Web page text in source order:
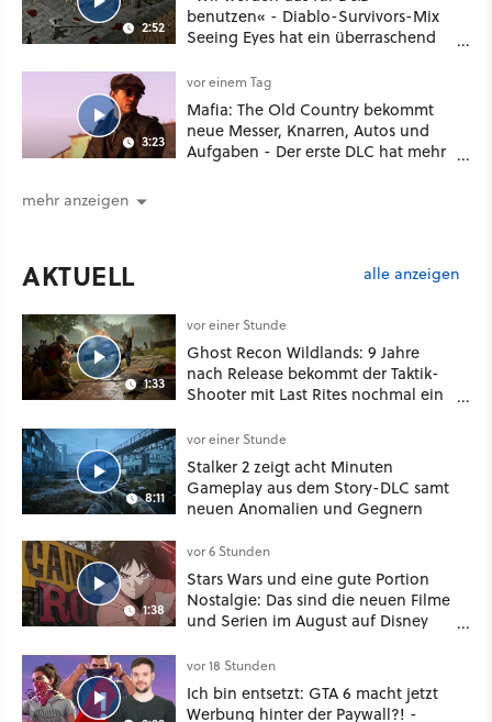
2:52
benutzen« - Diablo-Survivors-Mix
Seeing Eyes hat ein überraschend
3:23
vor einem Tag
Mafia: The Old Country bekommt
neue Messer, Knarren, Autos und
Aufgaben - Der erste DLC hat mehr
mehr anzeigen
AKTUELL alle anzeigen
1:33
vor einer Stunde
Ghost Recon Wildlands: 9 Jahre
nach Release bekommt der Taktik-
Shooter mit Last Rites nochmal ein
8:11
vor einer Stunde
Stalker 2 zeigt acht Minuten
Gameplay aus dem Story-DLC samt
neuen Anomalien und Gegnern
1:38
vor 6 Stunden
Stars Wars und eine gute Portion
Nostalgie: Das sind die neuen Filme
und Serien im August auf Disney
vor 18 Stunden
Ich bin entsetzt: GTA 6 macht jetzt
Werbung hinter der Paywall?! -